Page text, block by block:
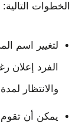
الخطوات التالية:
لتغيير اسم
الفرد إعلان
والانتظار